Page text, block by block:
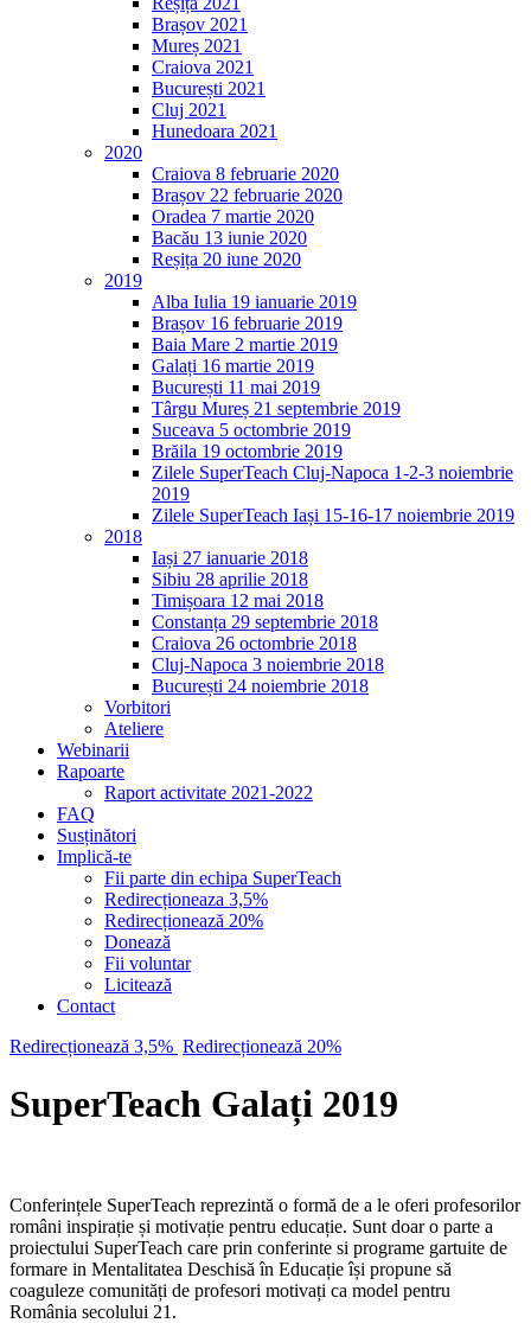
Brașov 2021
Mureș 2021
Craiova 2021
București 2021
Cluj 2021
Hunedoara 2021
2020
Craiova 8 februarie 2020
Brașov 22 februarie 2020
Oradea 7 martie 2020
Bacău 13 iunie 2020
Reșița 20 iune 2020
2019
Alba Iulia 19 ianuarie 2019
Brașov 16 februarie 2019
Baia Mare 2 martie 2019
Galați 16 martie 2019
București 11 mai 2019
Târgu Mureș 21 septembrie 2019
Suceava 5 octombrie 2019
Brăila 19 octombrie 2019
Zilele SuperTeach Cluj-Napoca 1-2-3 noiembrie
2019
Zilele SuperTeach Iași 15-16-17 noiembrie 2019
2018
Iași 27 ianuarie 2018
Sibiu 28 aprilie 2018
Timișoara 12 mai 2018
Constanța 29 septembrie 2018
Craiova 26 octombrie 2018
Cluj-Napoca 3 noiembrie 2018
București 24 noiembrie 2018
Vorbitori
Ateliere
Webinarii
Rapoarte
Raport activitate 2021-2022
FAQ
Susținători
Implică-te
Fii parte din echipa SuperTeach
Redirecționeaza 3,5%
Redirecționează 20%
Donează
Fii voluntar
Licitează
Contact
Redirecționează 3,5% Redirecționează 20%
SuperTeach Galați 2019
Conferințele SuperTeach reprezintă o formă de a le oferi profesorilor
români inspirație și motivație pentru educație. Sunt doar o parte a
proiectului SuperTeach care prin conferinte si programe gartuite de
formare in Mentalitatea Deschisă în Educație își propune să
coaguleze comunități de profesori motivați ca model pentru
România secolului 21.